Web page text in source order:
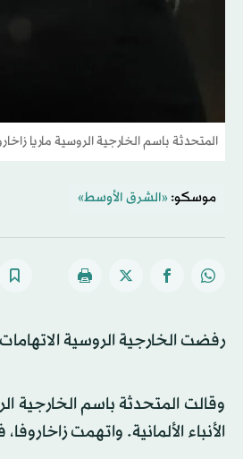
المتحدثة باسم الخارجية الروسية ماريا
موسكو: «الشرق الأوسط»
رفضت الخارجية الروسية
وقالت المتحدثة باسم الخارجية
الأنباء الألمانية. واتهمت